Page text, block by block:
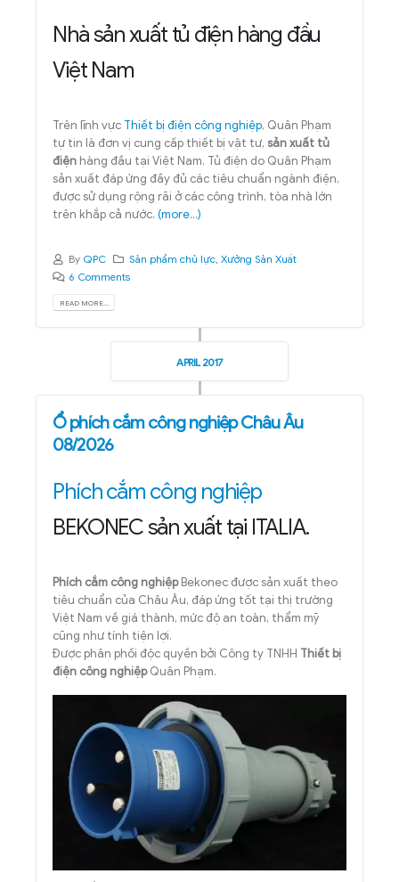
Nhà sản xuất tủ điện hàng đầu
Việt Nam
Trên lĩnh vực Thiết bị điện công nghiệp, Quân Phạm
tự tin là đơn vị cung cấp thiết bị vật tư, sản xuất tủ
điện hàng đầu tại Việt Nam. Tủ điện do Quân Phạm
sản xuất đáp ứng đầy đủ các tiêu chuẩn ngành điện,
được sử dụng rộng rãi ở các công trình, tòa nhà lớn
trên khắp cả nước.(more…)
By QPC Sản phẩm chủ lực, Xưởng Sản Xuất
6 Comments
READ MORE...
APRIL 2017
Ổ phích cắm công nghiệp Châu Âu
08/2026
Phích cắm công nghiệp
BEKONEC sản xuất tại ITALIA.
Phích cắm công nghiệpBekonec được sản xuất theo
tiêu chuẩn của Châu Âu, đáp ứng tốt tại thị trường
Việt Nam về giá thành, mức độ an toàn, thẩm mỹ
cũng như tính tiện lợi.
Được phân phối độc quyền bởi Công ty TNHH Thiết bị
điện công nghiệpQuân Phạm.